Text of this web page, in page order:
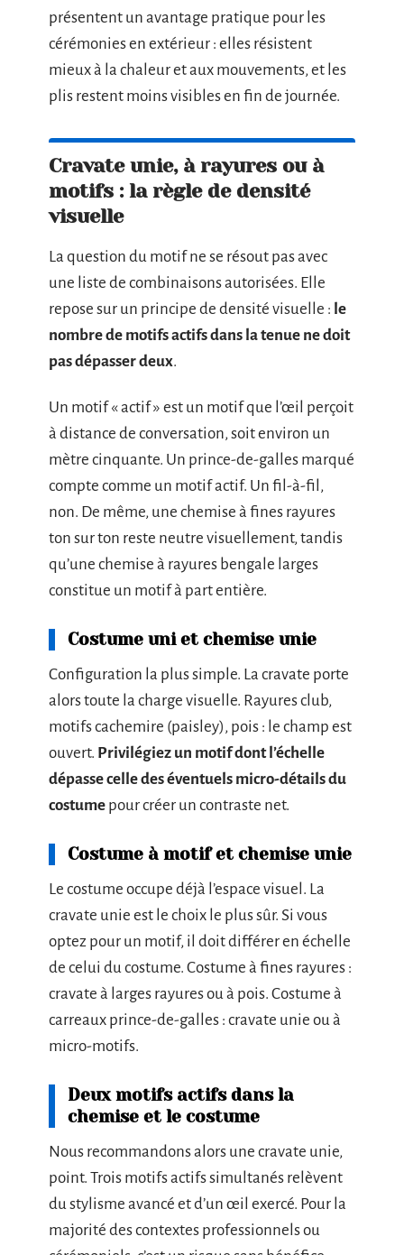
présentent un avantage pratique pour les
cérémonies en extérieur : elles résistent
mieux à la chaleur et aux mouvements, et les
plis restent moins visibles en fin de journée.
Cravate unie, à rayures ou à
motifs : la règle de densité
visuelle
La question du motif ne se résout pas avec
une liste de combinaisons autorisées. Elle
repose sur un principe de densité visuelle : le
nombre de motifs actifs dans la tenue ne doit
pas dépasser deux.
Un motif « actif » est un motif que l’œil perçoit
à distance de conversation, soit environ un
mètre cinquante. Un prince-de-galles marqué
compte comme un motif actif. Un fil-à-fil,
non. De même, une chemise à fines rayures
ton sur ton reste neutre visuellement, tandis
qu’une chemise à rayures bengale larges
constitue un motif à part entière.
Costume uni et chemise unie
Configuration la plus simple. La cravate porte
alors toute la charge visuelle. Rayures club,
motifs cachemire (paisley), pois : le champ est
ouvert. Privilégiez un motif dont l’échelle
dépasse celle des éventuels micro-détails du
costume pour créer un contraste net.
Costume à motif et chemise unie
Le costume occupe déjà l’espace visuel. La
cravate unie est le choix le plus sûr. Si vous
optez pour un motif, il doit différer en échelle
de celui du costume. Costume à fines rayures :
cravate à larges rayures ou à pois. Costume à
carreaux prince-de-galles : cravate unie ou à
micro-motifs.
Deux motifs actifs dans la
chemise et le costume
Nous recommandons alors une cravate unie,
point. Trois motifs actifs simultanés relèvent
du stylisme avancé et d’un œil exercé. Pour la
majorité des contextes professionnels ou